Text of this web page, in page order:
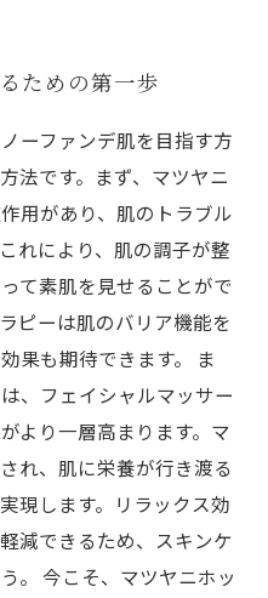
ための第一歩
ーファンデ肌を目指す方
法です。まず、マツヤニ
用があり、肌のトラブル
れにより、肌の調子が整
て素肌を見せることがで
ピーは肌のバリア機能を
果も期待できます。 ま
、フェイシャルマッサー
より一層高まります。マ
れ、肌に栄養が行き渡る
現します。リラックス効
減できるため、スキンケ
。 今こそ、マツヤニホッ